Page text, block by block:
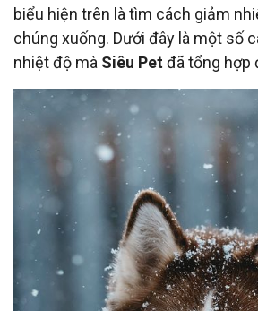
biểu hiện trên là tìm cách giảm
chúng xuống. Dưới đây là một số
nhiệt độ mà Siêu Petđã tổng hợp